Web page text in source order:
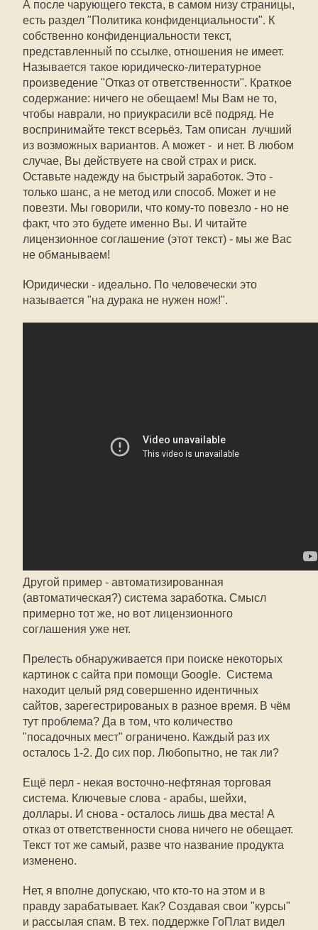
А после чарующего текста, в самом низу страницы,
есть раздел "Политика конфиденциальности". К
собственно конфиденциальности текст,
представленный по ссылке, отношения не имеет.
Называется такое юридическо-литературное
произведение "Отказ от ответственности". Краткое
содержание: ничего не обещаем! Мы Вам не то,
чтобы наврали, но приукрасили всё подряд. Не
воспринимайте текст всерьёз. Там описан лучший
из возможных вариантов. А может - и нет. В любом
случае, Вы действуете на свой страх и риск.
Оставьте надежду на быстрый заработок. Это -
только шанс, а не метод или способ. Может и не
повезти. Мы говорили, что кому-то повезло - но не
факт, что это будете именно Вы. И читайте
лицензионное соглашение (этот текст) - мы же Вас
не обманываем!
Юридически - идеально. По человечески это
называется "на дурака не нужен нож!".
Другой пример - автоматизированная
(автоматическая?) система заработка. Смысл
примерно тот же, но вот лицензионного
соглашения уже нет.
Прелесть обнаруживается при поиске некоторых
картинок с сайта при помощи Google. Система
находит целый ряд совершенно идентичных
сайтов, зарегестрированых в разное время. В чём
тут проблема? Да в том, что количество
"посадочных мест" ограничено. Каждый раз их
осталось 1-2. До сих пор. Любопытно, не так ли?
Ещё перл - некая восточно-нефтяная торговая
система. Ключевые слова - арабы, шейхи,
доллары. И снова - осталось лишь два места! А
отказ от ответственности снова ничего не обещает.
Текст тот же самый, разве что название продукта
изменено.
Нет, я вполне допускаю, что кто-то на этом и в
правду зарабатывает. Как? Создавая свои "курсы"
и рассылая спам. В тех. поддержке ГоПлат видел